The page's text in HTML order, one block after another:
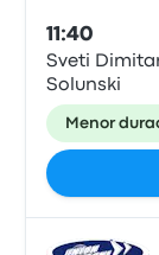
11:40
Sveti
Solunski
Menor